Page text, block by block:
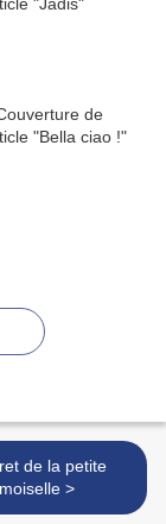
de la petite
demoiselle >